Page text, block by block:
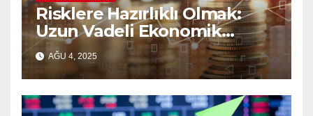
Risklere Hazırlıklı Olmak:
Uzun Vadeli Ekonomik
Planlamanın Güvencesi
AĞU 4, 2025